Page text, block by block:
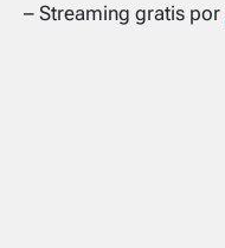
– Streaming gratis por